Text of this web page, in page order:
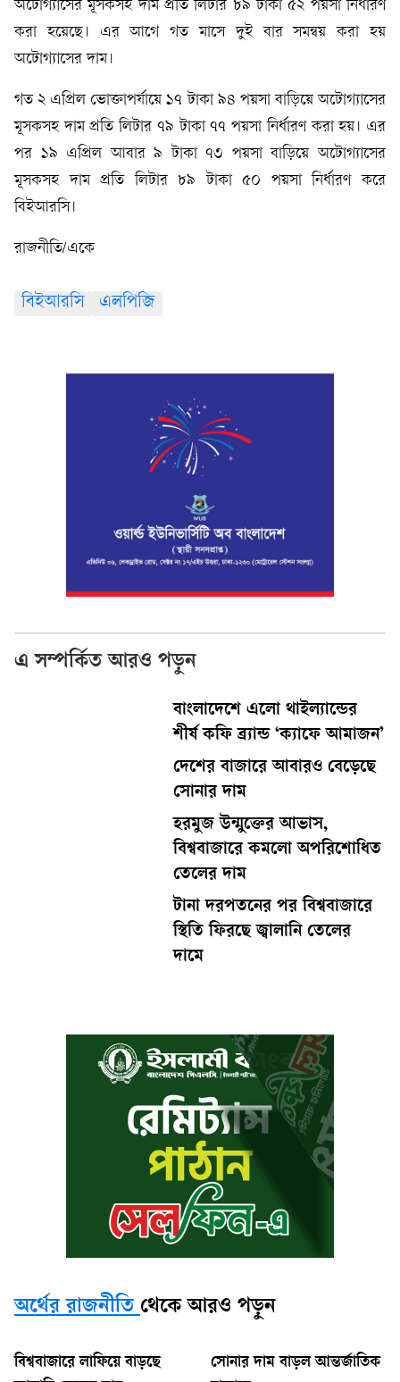
অটোগ্যাসের মূসকসহ দাম প্রতি লিটার ৮৯ টাকা ৫২ পয়সা নির্ধারণ
করা হয়েছে। এর আগে গত মাসে দুই বার সমন্বয় করা হয়
অটোগ্যাসের দাম।
গত ২ এপ্রিল ভোক্তাপর্যায়ে ১৭ টাকা ৯৪ পয়সা বাড়িয়ে অটোগ্যাসের
মূসকসহ দাম প্রতি লিটার ৭৯ টাকা ৭৭ পয়সা নির্ধারণ করা হয়। এর
পর ১৯ এপ্রিল আবার ৯ টাকা ৭৩ পয়সা বাড়িয়ে অটোগ্যাসের
মূসকসহ দাম প্রতি লিটার ৮৯ টাকা ৫০ পয়সা নির্ধারণ করে
বিইআরসি।
রাজনীতি/একে
বিইআরসি এলপিজি
এ সম্পর্কিত আরও পড়ুন
বাংলাদেশে এলো থাইল্যান্ডের
শীর্ষ কফি ব্র্যান্ড ‘ক্যাফে আমাজন’
দেশের বাজারে আবারও বেড়েছে
সোনার দাম
হরমুজ উন্মুক্তের আভাস,
বিশ্ববাজারে কমলো অপরিশোধিত
তেলের দাম
টানা দরপতনের পর বিশ্ববাজারে
স্থিতি ফিরছে জ্বালানি তেলের
দামে
অর্থের রাজনীতি থেকে আরও পড়ুন
বিশ্ববাজারে লাফিয়ে বাড়ছে
সোনার দাম বাড়ল আন্তর্জাতিক